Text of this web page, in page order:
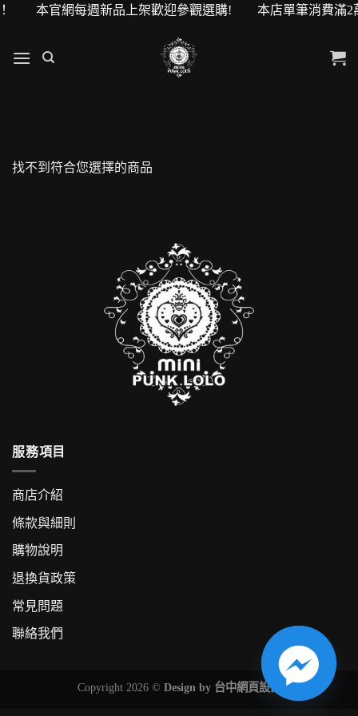
！ 本官網每週新品上架歡迎參觀選購! 本店單筆消費滿2
找不到符合您選擇的商品
服務項目
商店介紹
條款與細則
購物說明
退換貨政策
常見問題
聯絡我們
Copyright 2026 © Design by 台中網頁設計